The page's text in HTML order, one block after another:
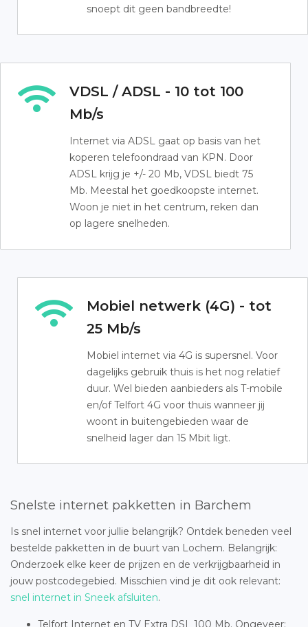
snoept dit geen bandbreedte!
VDSL / ADSL - 10 tot 100
Mb/s
Internet via ADSL gaat op basis van het
koperen telefoondraad van KPN. Door
ADSL krijg je +/- 20 Mb, VDSL biedt 75
Mb. Meestal het goedkoopste internet.
Woon je niet in het centrum, reken dan
op lagere snelheden.
Mobiel netwerk (4G) - tot
25 Mb/s
Mobiel internet via 4G is supersnel. Voor
dagelijks gebruik thuis is het nog relatief
duur. Wel bieden aanbieders als T-mobile
en/of Telfort 4G voor thuis wanneer jij
woont in buitengebieden waar de
snelheid lager dan 15 Mbit ligt.
Snelste internet pakketten in Barchem
Is snel internet voor jullie belangrijk? Ontdek beneden veel
bestelde pakketten in de buurt van Lochem. Belangrijk:
Onderzoek elke keer de prijzen en de verkrijgbaarheid in
jouw postcodegebied. Misschien vind je dit ook relevant:
snel internet in Sneek afsluiten.
Telfort Internet en TV Extra DSL 100 Mb. Ongeveer: